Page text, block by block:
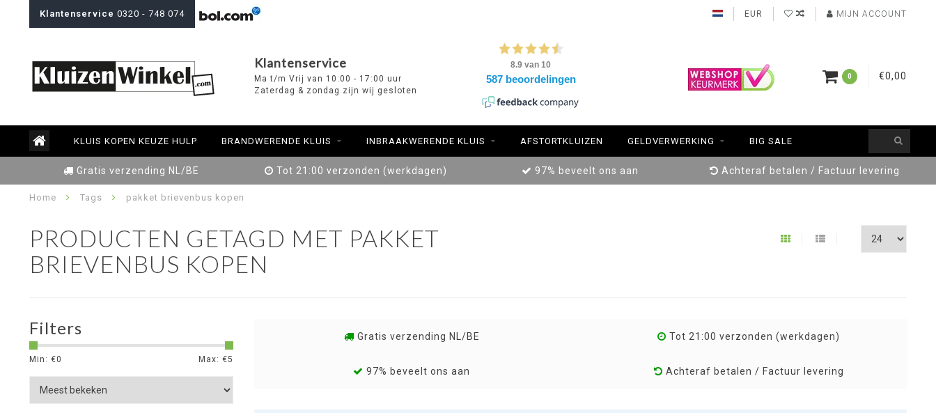
Klantenservice 0320 - 748 074 EUR MIJN ACCOUNT
Klantenservice
Ma t/m Vrij van 10:00 - 17:00 uur
Zaterdag & zondag zijn wij gesloten
0 €0,00
KLUIS KOPEN KEUZE HULP BRANDWERENDE KLUIS INBRAAKWERENDE KLUIS AFSTORTKLUIZEN GELDVERWERKING BIG SALE
Gratis verzending NL/BE Tot 21:00 verzonden (werkdagen) 97% beveelt ons aan Achteraf betalen / Factuur levering
Home Tags pakket brievenbus kopen
PRODUCTEN GETAGD MET PAKKET
BRIEVENBUS KOPEN
Filters
Min: €0 Max: €5
Gratis verzending NL/BE Tot 21:00 verzonden (werkdagen)
97% beveelt ons aan Achteraf betalen / Factuur levering